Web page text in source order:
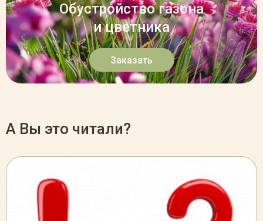
Обустройство газона
и цветника
Заказать
А Вы это читали?